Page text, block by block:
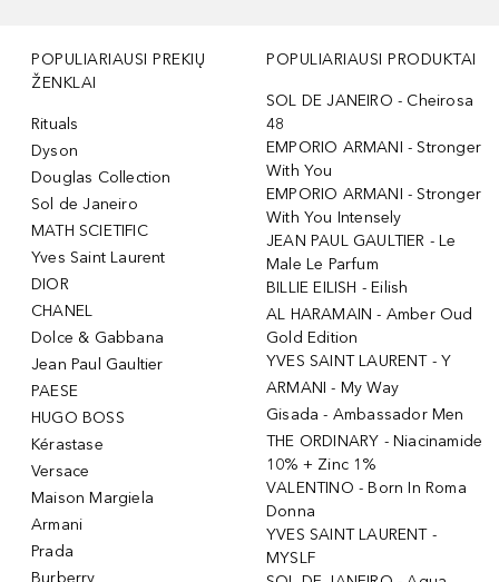
POPULIARIAUSI PREKIŲ
ŽENKLAI
Rituals
Dyson
Douglas Collection
Sol de Janeiro
MATH SCIETIFIC
Yves Saint Laurent
DIOR
CHANEL
Dolce & Gabbana
Jean Paul Gaultier
PAESE
HUGO BOSS
Kérastase
Versace
Maison Margiela
Armani
Prada
Burberry
POPULIARIAUSI PRODUKTAI
SOL DE JANEIRO - Cheirosa
48
EMPORIO ARMANI - Stronger
With You
EMPORIO ARMANI - Stronger
With You Intensely
JEAN PAUL GAULTIER - Le
Male Le Parfum
BILLIE EILISH - Eilish
AL HARAMAIN - Amber Oud
Gold Edition
YVES SAINT LAURENT - Y
ARMANI - My Way
Gisada - Ambassador Men
THE ORDINARY - Niacinamide
10% + Zinc 1%
VALENTINO - Born In Roma
Donna
YVES SAINT LAURENT -
MYSLF